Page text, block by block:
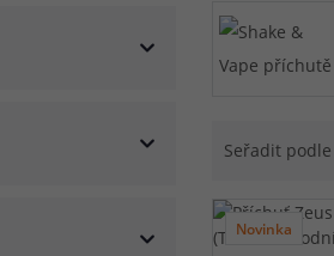
Vybíráte první e-cigaretu? Poradíme
Vybíráme e-liquid, aneb co potřebujete
Jak namíchat vlastní e-liquid? Je to
jinde
Seřadit podle
Novinka